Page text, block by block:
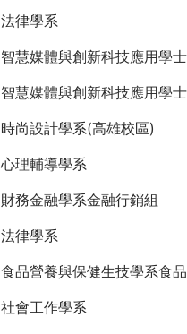
法律學系
智慧媒體與創新科技應用學
智慧媒體與創新科技應用學
時尚設計學系(高雄校區)
心理輔導學系
財務金融學系金融行銷組
法律學系
食品營養與保健生技學系食
社會工作學系